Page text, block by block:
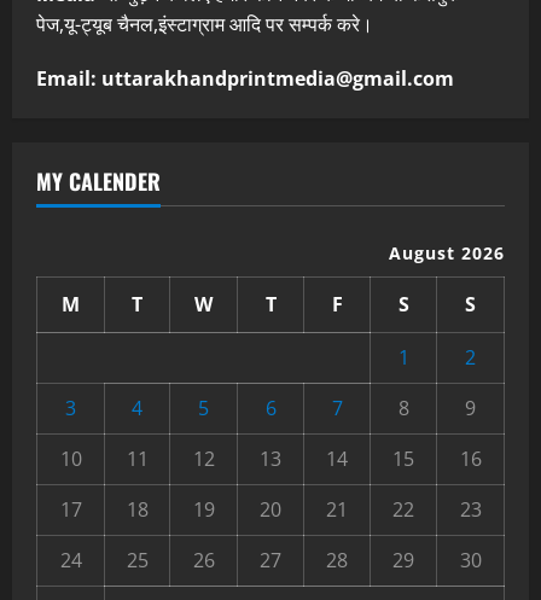
पेज,यू-ट्यूब चैनल,इंस्टाग्राम आदि पर सम्पर्क करे।
Email: uttarakhandprintmedia@gmail.com
MY CALENDER
August 2026
M T W T F S
S
1
2
3
4 5 6 7 8
9
10
11 12 13 14 15
16
17
18 19 20 21 22
23
24
25 26 27 28 29
30